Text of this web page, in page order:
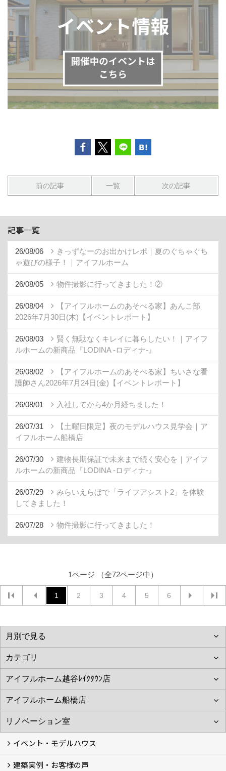
前の記事 一覧 次の記事
記事一覧
26/08/06
きっずなーのお出かけレポ｜夏のぐちゃぐち
ゃ遊びの様子！｜アイフルホーム
26/08/05 物件撮影に行ってきました！②
26/08/04
【アイフルホームのあそべる家】あんこ部
2026年7月30日(木)【イベントレポート】
26/08/03
賢く無駄なくキレイに暮らしたい！｜アイフ
ルホームの新商品『LODINA -ロディナ-』
26/08/02
【アイフルホームのあそべる家】ちいさな看
護師さん2026年7月24日(金)【イベントレポート】
26/08/01 入社してから4か月経ちました！
26/07/31
【土曜日限定】夜のモデルハウス見学会｜ア
イフルホーム船橋店
26/07/30
建物長期保証で未来まで続く安心を｜アイフ
ルホームの新商品『LODINA -ロディナ-』
26/07/29
みらいえらぼで「ライフアシスト2」を体験
してきました！
26/07/28 物件撮影に行ってきました！
1ページ （全72ページ中）
1 2 3 4 5 6
イベント・モデルハウス
イベント
モデルハウス見学
建築実例・お客様の声